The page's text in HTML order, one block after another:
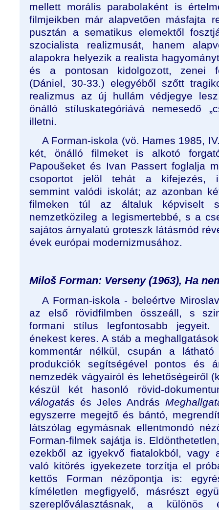
mellett morális parabolaként is
filmjeikben már alapvetően másfajta
pusztán a sematikus elemektől
szocialista realizmusát, hanem
alapokra helyezik a realista
és a pontosan kidolgozott, zenei
(Dániel, 30-33.) elegyéből szőtt
realizmus az új hullám védjegye
önálló stíluskategóriává nemesedő
illetni.
A Forman-iskola (vö. Hames 1985,
két, önálló filmeket is alkotó
Papoušeket és Ivan Passert foglalja
csoportot jelöl tehát a kifejezés,
semmint valódi iskolát; az azonban
filmeken túl az általuk képviselt
nemzetközileg a legismertebbé, s a
sajátos árnyalatú groteszk látásmód
évek európai modernizmusához.
Miloš Forman: Verseny (1963), Ha
A Forman-iskola - beleértve
az első rövidfilmben összeáll, s
formani stílus legfontosabb jegyeit.
énekest keres. A stáb a
kommentár nélkül, csupán a
produkciók segítségével pontos és
nemzedék vágyairól és lehetőségeiről
készül két hasonló rövid-
válogatás és Jeles András
egyszerre megejtő és bántó,
látszólag egymásnak ellentmondó
Forman-filmek sajátja is.
ezekből az igyekvő fiatalokból, vagy
való kitörés igyekezete torzítja el
kettős Forman nézőpontja is:
kíméletlen megfigyelő, másrészt
szereplőválasztásnak, a különös